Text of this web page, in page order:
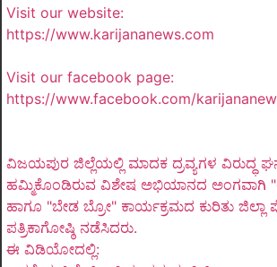
Visit our website:
https://www.karijananews.com
Visit our facebook page:
https://www.facebook.com/
ವಿಜಯಪುರ ಜಿಲ್ಲೆಯಲ್ಲಿ ಮಾದಕ ದ್ರವ್ಯಗಳ ವಿರುದ್ಧ
ಹಮ್ಮಿಕೊಂಡಿರುವ ವಿಶೇಷ ಅಭಿಯಾನದ ಅಂಗವಾಗಿ
ಹಾಗೂ "ಬೇಡ ಬ್ರೋ" ಕಾರ್ಯಕ್ರಮದ ಕುರಿತು ಜಿಲ್ಲಾ
ಪತ್ರಿಕಾಗೋಷ್ಠಿ ನಡೆಸಿದರು.
ಈ ವಿಡಿಯೋದಲ್ಲಿ: